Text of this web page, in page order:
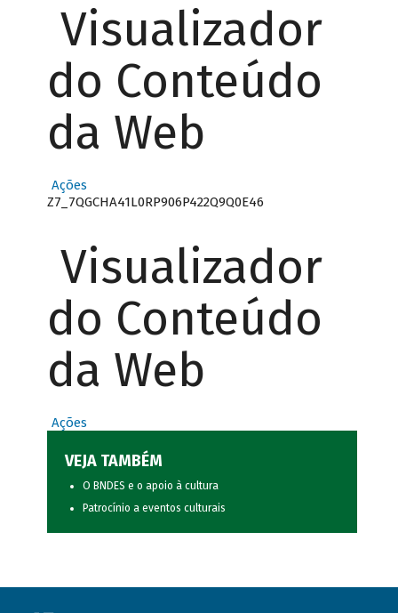
Visualizador
do Conteúdo
da Web
Ações
Z7_7QGCHA41L0RP906P422Q9Q0E46
Visualizador
do Conteúdo
da Web
Ações
VEJA TAMBÉM
O BNDES e o apoio à cultura
Patrocínio a eventos culturais